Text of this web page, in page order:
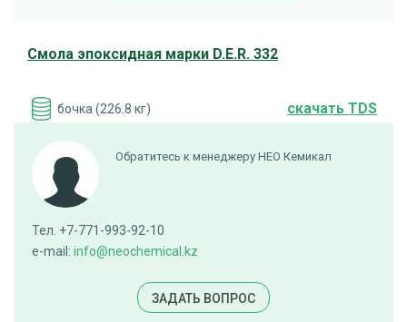
Смола эпоксидная марки D.E.R. 332
бочка (226.8 кг) cкачать TDS
ПОД ЗАКАЗ
Смола эпоксидная марки D.E.R. 337
бочка (225 кг)
Обратитесь к менеджеру НЕО Кемикал
Тел. +7-771-993-92-10
e-mail: info@neochemical.kz
ЗАДАТЬ ВОПРОС